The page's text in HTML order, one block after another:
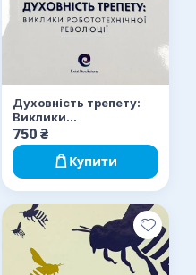
Духовність трепету:
Виклики
робототехнічної
революції
750 ₴
Купити